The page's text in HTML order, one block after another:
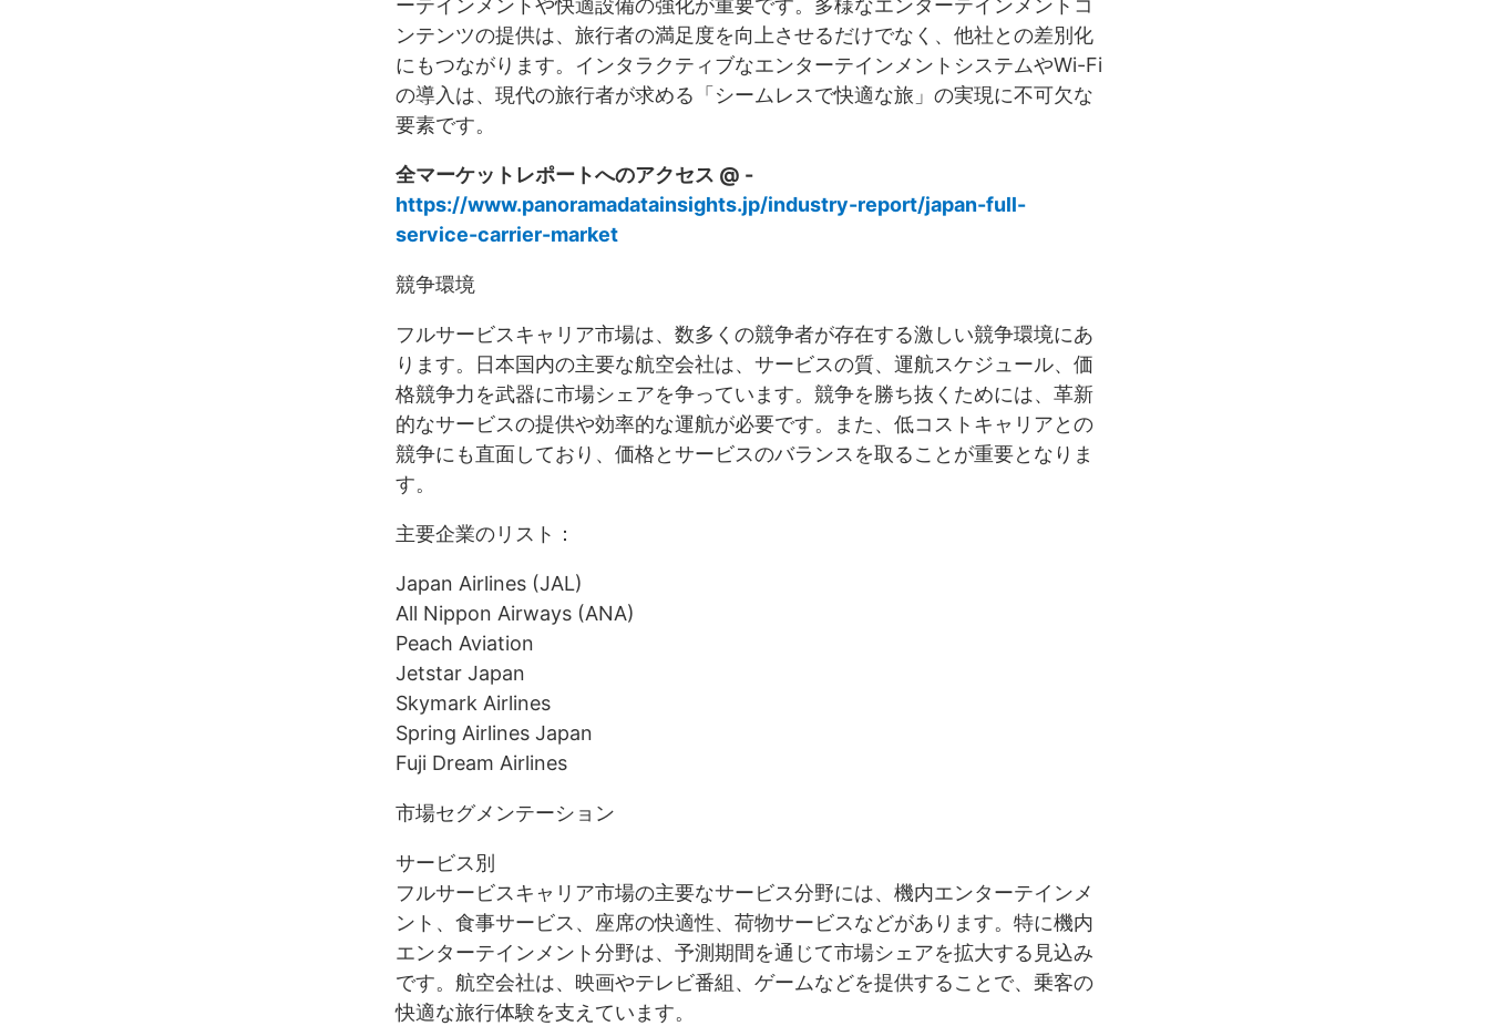
ーテインメントや快適設備の強化が重要です。多様なエンターテインメントコ
ンテンツの提供は、旅行者の満足度を向上させるだけでなく、他社との差別化
にもつながります。インタラクティブなエンターテインメントシステムやWi-Fi
の導入は、現代の旅行者が求める「シームレスで快適な旅」の実現に不可欠な
要素です。
全マーケットレポートへのアクセス @ -
https://www.panoramadatainsights.jp/industry-report/japan-full-
service-carrier-market
競争環境
フルサービスキャリア市場は、数多くの競争者が存在する激しい競争環境にあ
ります。日本国内の主要な航空会社は、サービスの質、運航スケジュール、価
格競争力を武器に市場シェアを争っています。競争を勝ち抜くためには、革新
的なサービスの提供や効率的な運航が必要です。また、低コストキャリアとの
競争にも直面しており、価格とサービスのバランスを取ることが重要となりま
す。
主要企業のリスト：
Japan Airlines (JAL)
All Nippon Airways (ANA)
Peach Aviation
Jetstar Japan
Skymark Airlines
Spring Airlines Japan
Fuji Dream Airlines
市場セグメンテーション
サービス別
フルサービスキャリア市場の主要なサービス分野には、機内エンターテインメ
ント、食事サービス、座席の快適性、荷物サービスなどがあります。特に機内
エンターテインメント分野は、予測期間を通じて市場シェアを拡大する見込み
です。航空会社は、映画やテレビ番組、ゲームなどを提供することで、乗客の
快適な旅行体験を支えています。